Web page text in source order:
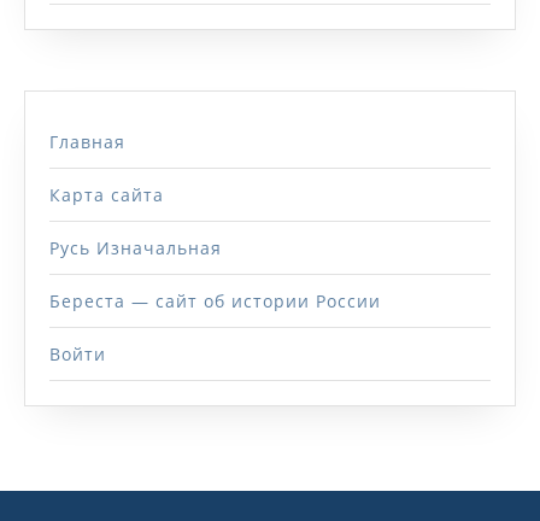
Главная
Карта сайта
Русь Изначальная
Береста — сайт об истории России
Войти